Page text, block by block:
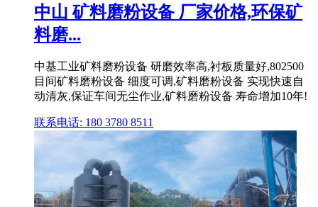
中山 矿料磨粉设备 厂家价格,环保矿
料磨...
中基工业矿料磨粉设备 研磨效率高,衬板质量好,802500
目间矿料磨粉设备 细度可调,矿料磨粉设备 实现快速自
动清灰,保证车间无尘作业,矿料磨粉设备 寿命增加10年!
联系电话: 180 3780 8511